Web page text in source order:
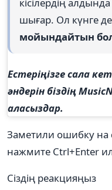
шығар. Ол күнге
мойындайтын
Естеріңізге сала
әндерін біздің
аласыздар.
Заметили ошибку на
нажмите Ctrl+Enter
Сіздің реакцияңыз